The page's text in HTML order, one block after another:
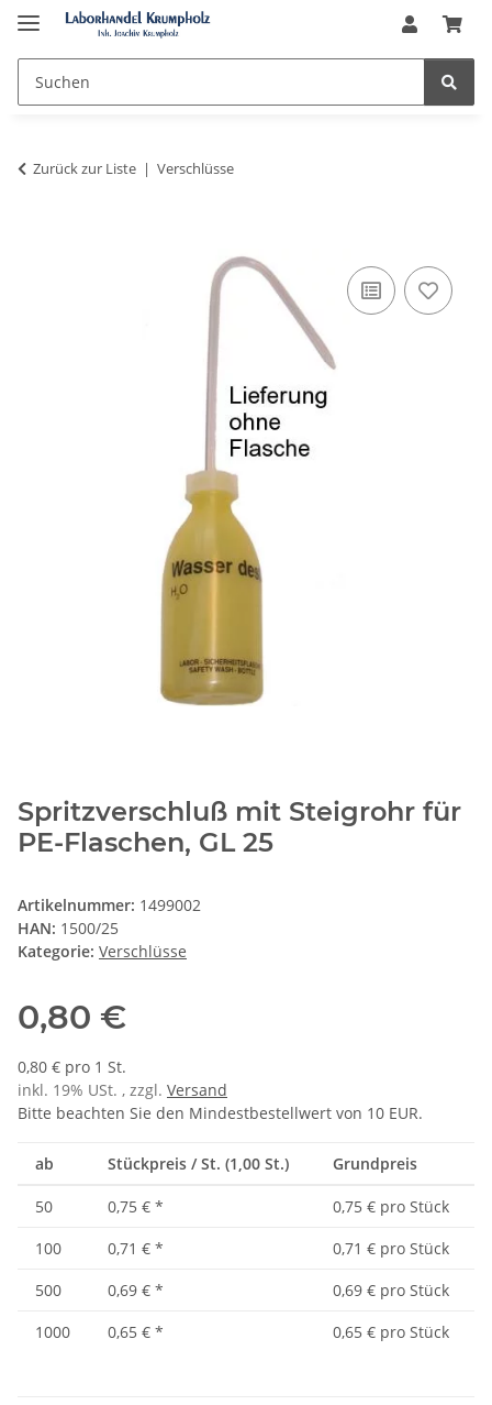
Zurück zur Liste Verschlüsse
Spritzverschluß mit Steigrohr für
PE-Flaschen, GL 25
Artikelnummer: 1499002
HAN: 1500/25
Kategorie: Verschlüsse
0,80 €
0,80 € pro 1 St.
inkl. 19% USt. , zzgl. Versand
Bitte beachten Sie den Mindestbestellwert von 10 EUR.
ab Stückpreis / St. (1,00 St.) Grundpreis
50 0,75 € *
0,75 € pro Stück
100
0,71 € *
0,71 € pro Stück
500
0,69 € *
0,69 € pro Stück
1000
0,65 € * 0,65 € pro Stück